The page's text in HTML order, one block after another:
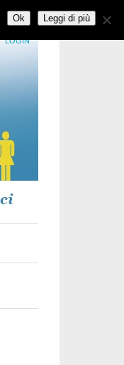
LOGIN
Ok Leggi di più